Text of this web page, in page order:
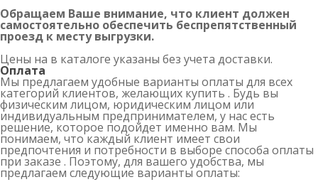
Обращаем Ваше внимание, что клиент должен
самостоятельно обеспечить беспрепятственный
проезд к месту выгрузки.
Цены на в каталоге указаны без учета доставки.
Оплата
Мы предлагаем удобные варианты оплаты для всех
категорий клиентов, желающих купить . Будь вы
физическим лицом, юридическим лицом или
индивидуальным предпринимателем, у нас есть
решение, которое подойдет именно вам. Мы
понимаем, что каждый клиент имеет свои
предпочтения и потребности в выборе способа оплаты
при заказе . Поэтому, для вашего удобства, мы
предлагаем следующие варианты оплаты: